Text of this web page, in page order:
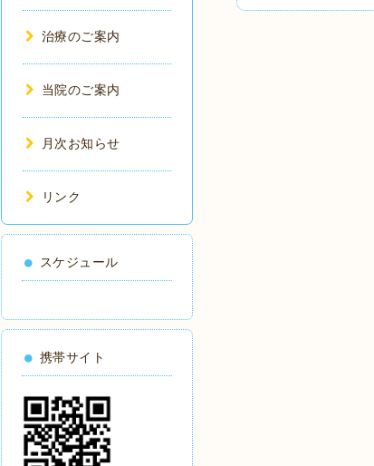
治療のご案内
当院のご案内
月次お知らせ
リンク
スケジュール
携帯サイト